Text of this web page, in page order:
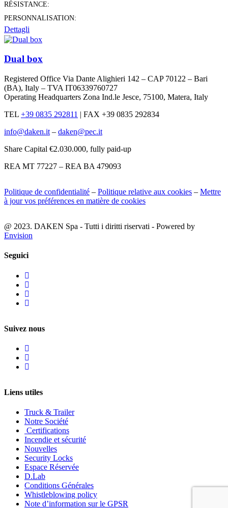
RÉSISTANCE:
PERSONNALISATION:
Dettagli
Dual box
Registered Office Via Dante Alighieri 142 – CAP 70122 – Bari
(BA), Italy – TVA IT06339760727
Operating Headquarters Zona Ind.le Jesce, 75100, Matera, Italy
TEL +39 0835 292811 | FAX +39 0835 292834
info@daken.it – daken@pec.it
Share Capital €2.030.000, fully paid-up
REA MT 77227 – REA BA 479093
Politique de confidentialité – Politique relative aux cookies – Mettre
à jour vos préférences en matière de cookies
@ 2023. DAKEN Spa - Tutti i diritti riservati - Powered by
Envision
Seguici
Suivez nous
Liens utiles
Truck & Trailer
Notre Société
Certifications
Incendie et sécurité
Nouvelles
Security Locks
Espace Réservée
D.Lab
Conditions Générales
Whistleblowing policy
Note d’information sur le GPSR